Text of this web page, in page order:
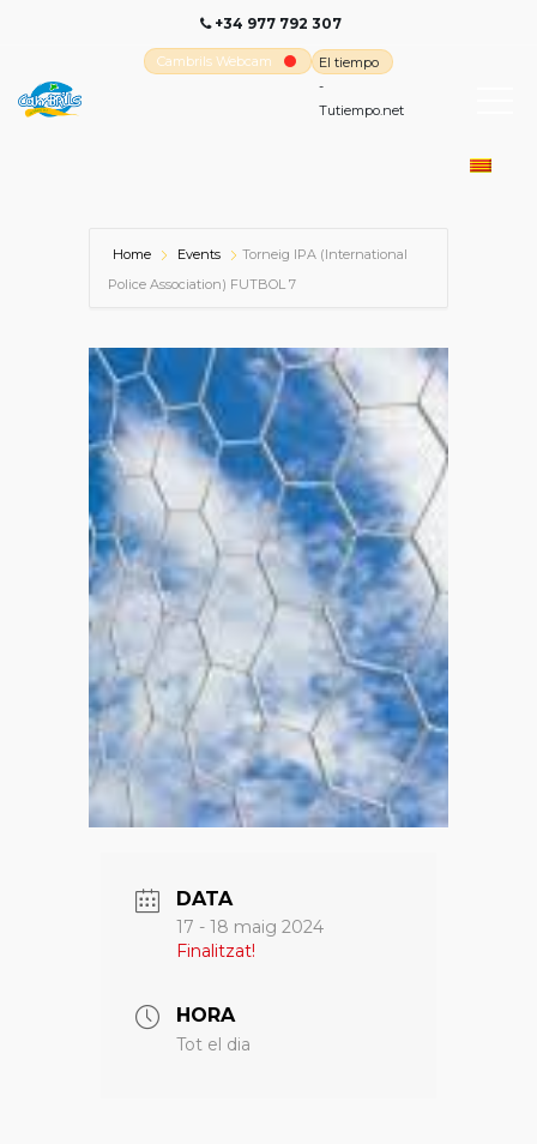
+34 977 792 307
Cambrils Webcam
El tiempo
-
Tutiempo.net
Home Events
Torneig IPA (International
Police Association) FUTBOL 7
DATA
17 - 18 maig 2024
Finalitzat!
HORA
Tot el dia